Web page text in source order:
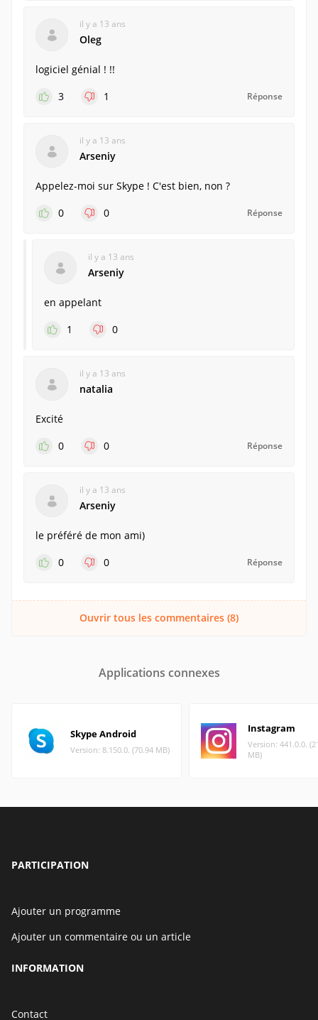
il y a 13 ans
Oleg
logiciel génial ! !!
3
1 Réponse
il y a 13 ans
Arseniy
Appelez-moi sur Skype ! C'est bien, non ?
0
0 Réponse
il y a 13 ans
Arseniy
en appelant
1
0
il y a 13 ans
natalia
Excité
0
0 Réponse
il y a 13 ans
Arseniy
le préféré de mon ami)
0
0 Réponse
Ouvrir tous les commentaires (8)
Applications connexes
Skype Android
Version: 8.150.0. (70.94 MB)
Instagram
Version: 441.0.0.
MB)
PARTICIPATION
Ajouter un programme
Ajouter un commentaire ou un article
INFORMATION
Contact